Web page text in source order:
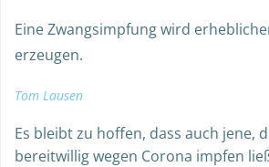
Eine Zwangsimpfung wird
erzeugen.
Tom Lausen
Es bleibt zu hoffen, dass auch jene,
bereitwillig wegen Corona impfen